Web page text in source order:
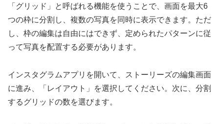
「グリッド」と呼ばれる機能を使うことで、画面を最大6
つの枠に分割し、複数の写真を同時に表示できます。ただ
し、枠の編集は自由にはできず、定められたパターンに従
って写真を配置する必要があります。
インスタグラムアプリを開いて、ストーリーズの編集画面
に進み、「レイアウト」を選択してください。次に、分割
するグリッドの数を選びます。